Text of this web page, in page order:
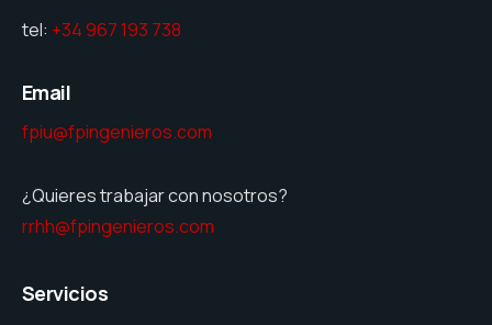
tel: +34 967 193 738
Email
fpiu@fpingenieros.com
¿Quieres trabajar con nosotros?
rrhh@fpingenieros.com
Servicios